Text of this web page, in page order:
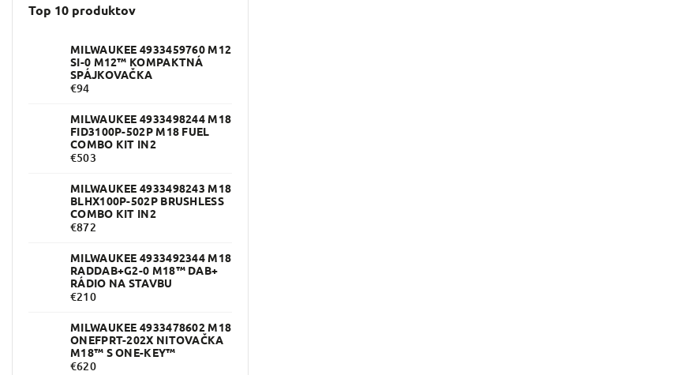
Top 10 produktov
MILWAUKEE 4933459760 M12
SI-0 M12™ KOMPAKTNÁ
SPÁJKOVAČKA
€94
MILWAUKEE 4933498244 M18
FID3100P-502P M18 FUEL
COMBO KIT IN2
€503
MILWAUKEE 4933498243 M18
BLHX100P-502P BRUSHLESS
COMBO KIT IN2
€872
MILWAUKEE 4933492344 M18
RADDAB+G2-0 M18™ DAB+
RÁDIO NA STAVBU
€210
MILWAUKEE 4933478602 M18
ONEFPRT-202X NITOVAČKA
M18™ S ONE-KEY™
€620